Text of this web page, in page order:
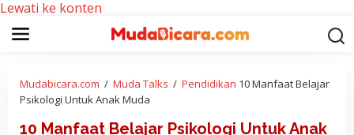
Lewati ke konten
Mudabicara.com / Muda Talks / Pendidikan 10 Manfaat Belajar
Psikologi Untuk Anak Muda
10 Manfaat Belajar Psikologi Untuk Anak